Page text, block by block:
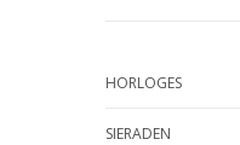
HORLOGES
SIERADEN